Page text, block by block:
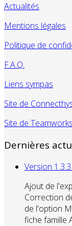
Actualités
Mentions légales
Politique de
F.A.Q.
Liens sympas
Site de
Site de Teamworks
Dernières
Version
Ajout de
Correction
de l'option
fiche famille